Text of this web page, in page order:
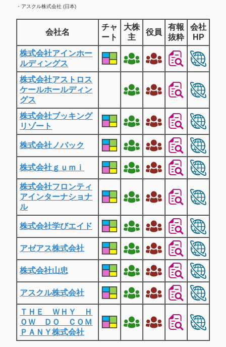
・アスクル株式会社 (日本)
会社名
チャ
ート
大株
主
役員
有報
抜粋
会社
HP
株式会社アインホー
ルディングス
株式会社アストロス
ケールホールディン
グス
株式会社ブッキング
リゾート
株式会社ノバック
株式会社ｇｕｍｉ
株式会社フロンティ
アインターナショナ
ル
株式会社学びエイド
アゼアス株式会社
株式会社山忠
アスクル株式会社
ＴＨＥ ＷＨＹ Ｈ
ＯＷ ＤＯ ＣＯＭ
ＰＡＮＹ株式会社